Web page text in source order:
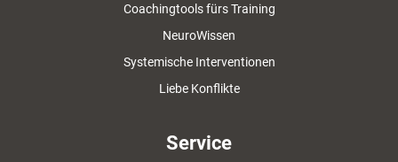
Coachingtools fürs Training
NeuroWissen
Systemische Interventionen
Liebe Konflikte
Service